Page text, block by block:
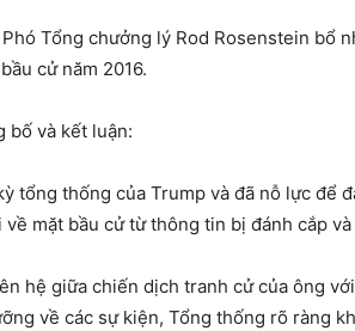
Tổng chưởng lý Rod Rosenstein bổ
cử năm 2016.
bố và kết luận:
thống của Trump và đã nỗ lực để
mặt bầu cử từ thông tin bị đánh cắp
hệ giữa chiến dịch tranh cử của ông
về các sự kiện, Tổng thống rõ ràng